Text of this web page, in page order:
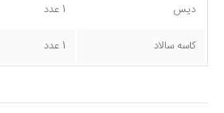
دیس 1 عدد
کاسه سالاد 1 عدد